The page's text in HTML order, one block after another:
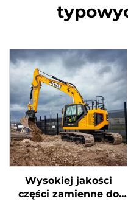
Wysokiej jakości
części zamienne do